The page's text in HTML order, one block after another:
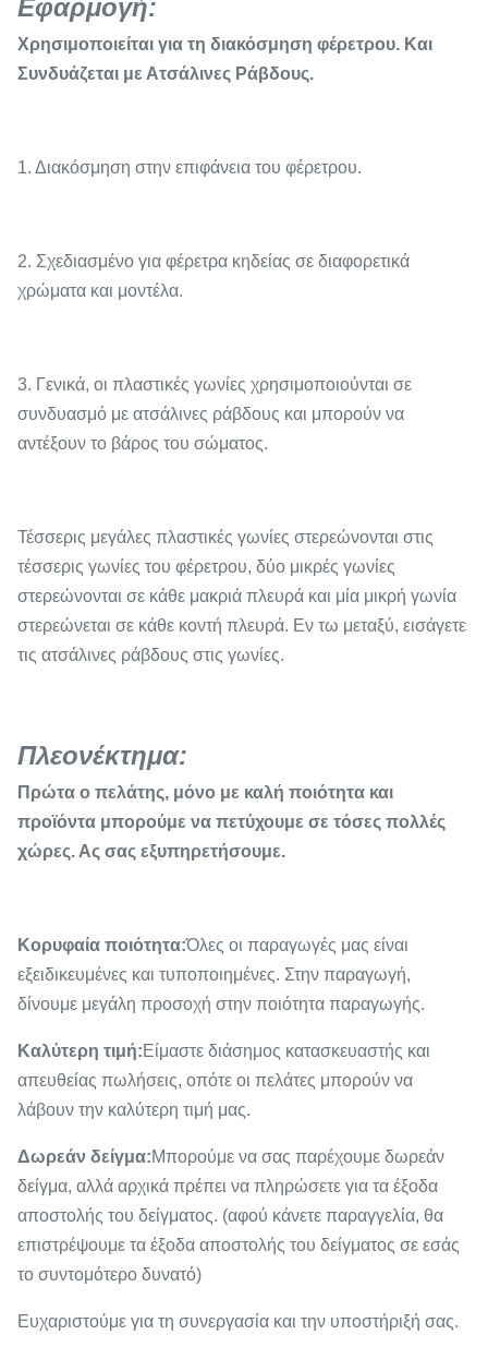
Εφαρμογή:
Χρησιμοποιείται για τη διακόσμηση φέρετρου. Και
Συνδυάζεται με Ατσάλινες Ράβδους.
1. Διακόσμηση στην επιφάνεια του φέρετρου.
2. Σχεδιασμένο για φέρετρα κηδείας σε διαφορετικά
χρώματα και μοντέλα.
3. Γενικά, οι πλαστικές γωνίες χρησιμοποιούνται σε
συνδυασμό με ατσάλινες ράβδους και μπορούν να
αντέξουν το βάρος του σώματος.
Τέσσερις μεγάλες πλαστικές γωνίες στερεώνονται στις
τέσσερις γωνίες του φέρετρου, δύο μικρές γωνίες
στερεώνονται σε κάθε μακριά πλευρά και μία μικρή γωνία
στερεώνεται σε κάθε κοντή πλευρά. Εν τω μεταξύ, εισάγετε
τις ατσάλινες ράβδους στις γωνίες.
Πλεονέκτημα:
Πρώτα ο πελάτης, μόνο με καλή ποιότητα και
προϊόντα μπορούμε να πετύχουμε σε τόσες πολλές
χώρες. Ας σας εξυπηρετήσουμε.
Κορυφαία ποιότητα:Όλες οι παραγωγές μας είναι
εξειδικευμένες και τυποποιημένες. Στην παραγωγή,
δίνουμε μεγάλη προσοχή στην ποιότητα παραγωγής.
Καλύτερη τιμή:Είμαστε διάσημος κατασκευαστής και
απευθείας πωλήσεις, οπότε οι πελάτες μπορούν να
λάβουν την καλύτερη τιμή μας.
Δωρεάν δείγμα:Μπορούμε να σας παρέχουμε δωρεάν
δείγμα, αλλά αρχικά πρέπει να πληρώσετε για τα έξοδα
αποστολής του δείγματος. (αφού κάνετε παραγγελία, θα
επιστρέψουμε τα έξοδα αποστολής του δείγματος σε εσάς
το συντομότερο δυνατό)
Ευχαριστούμε για τη συνεργασία και την υποστήριξή σας.